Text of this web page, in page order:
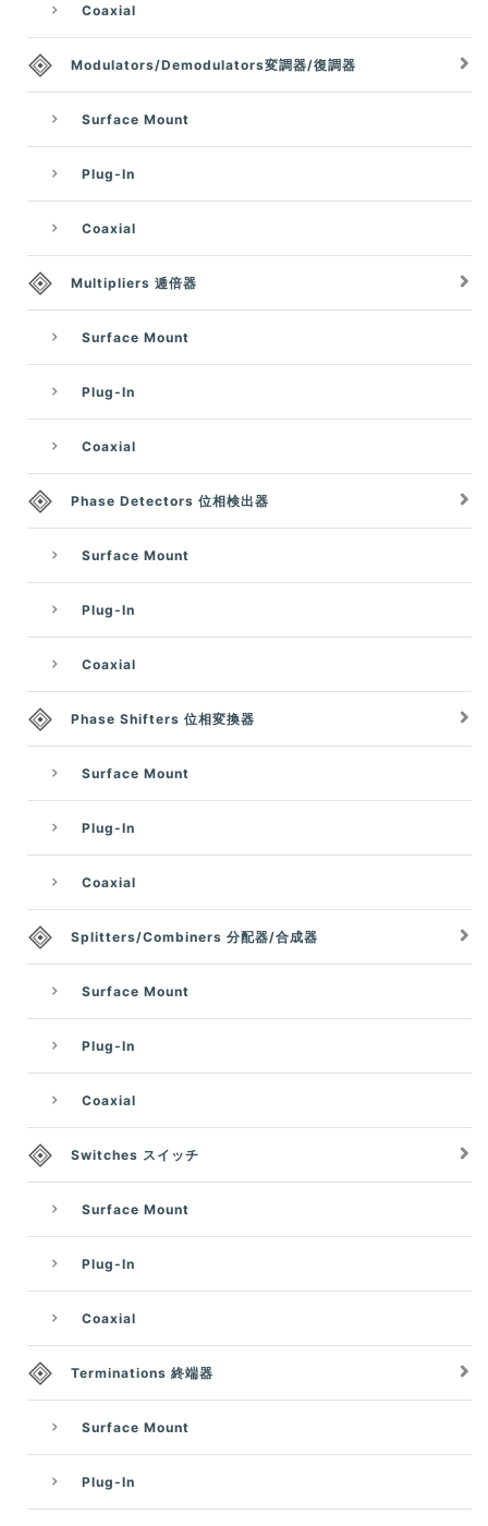
Coaxial
Modulators/Demodulators変調器/復調器
Surface Mount
Plug-In
Coaxial
Multipliers 逓倍器
Surface Mount
Plug-In
Coaxial
Phase Detectors 位相検出器
Surface Mount
Plug-In
Coaxial
Phase Shifters 位相変換器
Surface Mount
Plug-In
Coaxial
Splitters/Combiners 分配器/合成器
Surface Mount
Plug-In
Coaxial
Switches スイッチ
Surface Mount
Plug-In
Coaxial
Terminations 終端器
Surface Mount
Plug-In